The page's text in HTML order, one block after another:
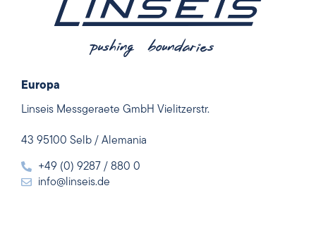
Europa
Linseis Messgeraete GmbH Vielitzerstr.
43 95100 Selb / Alemania
+49 (0) 9287 / 880 0
info@linseis.de